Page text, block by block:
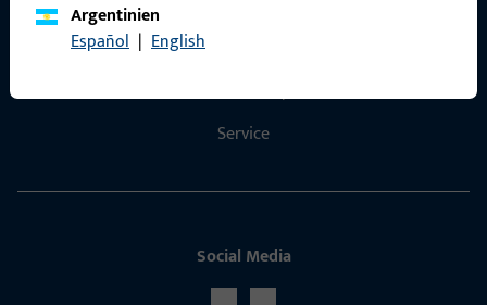
Argentinien
Español | English
Kontakt aufnehmen
Service
Social Media